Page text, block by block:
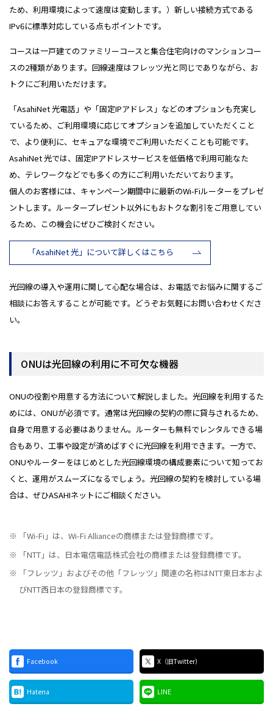
ため、利用環境によって速度は変動します。）新しい接続方式である
IPv6に標準対応している点もポイントです。
コースは一戸建てのファミリーコースと集合住宅向けのマンションコー
スの2種類があります。回線速度はフレッツ光と同じでありながら、お
トクにご利用いただけます。
「AsahiNet 光電話」や「固定IPアドレス」などのオプションも充実し
ているため、ご利用環境に応じてオプションを追加していただくこと
で、より便利に、セキュアな環境でご利用いただくことも可能です。
AsahiNet 光では、固定IPアドレスサービスを低価格で利用可能なた
め、テレワークなどでも多くの方にご利用いただいております。
個人のお客様には、キャンペーン期間中に最新のWi-Fiルーターをプレゼ
ントします。ルータープレゼント以外にもおトクな割引をご用意してい
るため、この機会にぜひご検討ください。
「AsahiNet 光」について詳しくはこちら
光回線の導入や運用に関して心配な場合は、お電話でお悩みに関するご
相談にお答えすることが可能です。どうぞお気軽にお問い合わせくださ
い。
ONUは光回線の利用に不可欠な機器
ONUの役割や用意する方法について解説しました。光回線を利用するた
めには、ONUが必須です。通常は光回線の契約の際に貸与されるため、
自身で用意する必要はありません。ルーターも無料でレンタルできる場
合もあり、工事や設定が済めばすぐに光回線を利用できます。一方で、
ONUやルーターをはじめとした光回線環境の構成要素について知ってお
くと、運用がスムーズになるでしょう。光回線の契約を検討している場
合は、ぜひASAHIネットにご相談ください。
「Wi-Fi」は、Wi-Fi Allianceの商標または登録商標です。
「NTT」は、日本電信電話株式会社の商標または登録商標です。
「フレッツ」およびその他「フレッツ」関連の名称はNTT東日本およ
びNTT西日本の登録商標です。
Facebook X（旧Twitter）
Hatena LINE